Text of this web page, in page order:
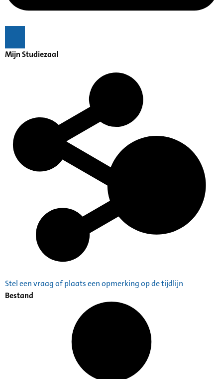
Mijn Studiezaal
Stel een vraag of plaats een opmerking op de tijdlijn
Bestand